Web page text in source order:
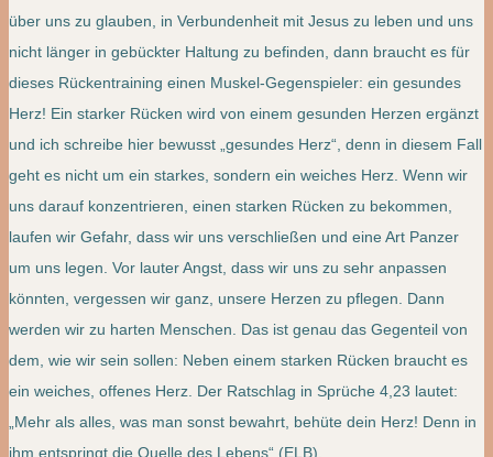
über uns zu glauben, in Verbundenheit mit Jesus zu leben und uns
nicht länger in gebückter Haltung zu befinden, dann braucht es für
dieses Rückentraining einen Muskel-Gegenspieler: ein gesundes
Herz! Ein starker Rücken wird von einem gesunden Herzen ergänzt
und ich schreibe hier bewusst „gesundes Herz“, denn in diesem Fall
geht es nicht um ein starkes, sondern ein weiches Herz. Wenn wir
uns darauf konzentrieren, einen starken Rücken zu bekommen,
laufen wir Gefahr, dass wir uns verschließen und eine Art Panzer
um uns legen. Vor lauter Angst, dass wir uns zu sehr anpassen
könnten, vergessen wir ganz, unsere Herzen zu pflegen. Dann
werden wir zu harten Menschen. Das ist genau das Gegenteil von
dem, wie wir sein sollen: Neben einem starken Rücken braucht es
ein weiches, offenes Herz. Der Ratschlag in Sprüche 4,23 lautet:
„Mehr als alles, was man sonst bewahrt, behüte dein Herz! Denn in
ihm entspringt die Quelle des Lebens“ (ELB).